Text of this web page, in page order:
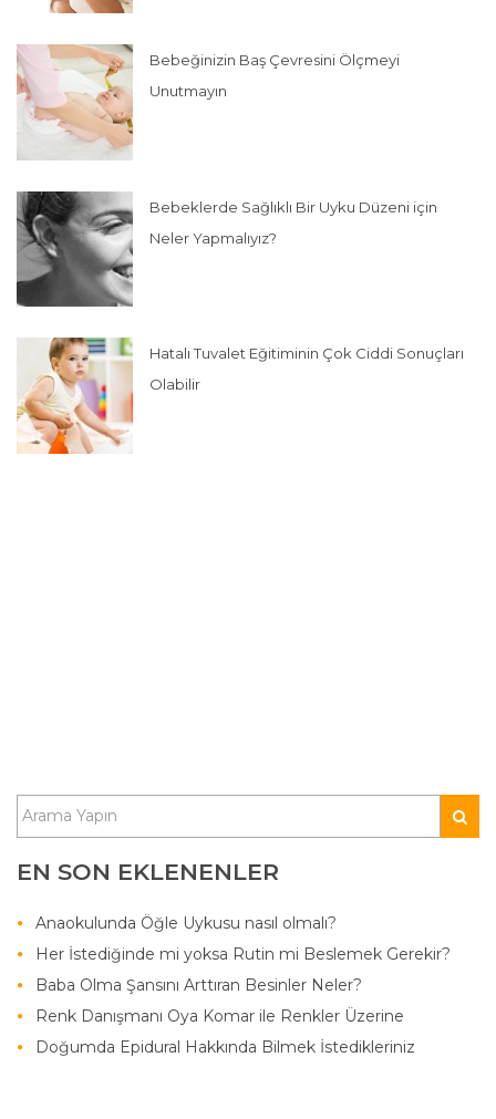
Bebeğinizin Baş Çevresini Ölçmeyi
Unutmayın
Bebeklerde Sağlıklı Bir Uyku Düzeni için
Neler Yapmalıyız?
Hatalı Tuvalet Eğitiminin Çok Ciddi Sonuçları
Olabilir
EN SON EKLENENLER
Anaokulunda Öğle Uykusu nasıl olmalı?
Her İstediğinde mi yoksa Rutin mi Beslemek Gerekir?
Baba Olma Şansını Arttıran Besinler Neler?
Renk Danışmanı Oya Komar ile Renkler Üzerine
Doğumda Epidural Hakkında Bilmek İstedikleriniz